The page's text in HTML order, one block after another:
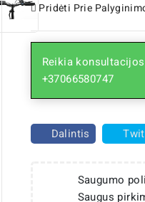
Pridėti Prie
Reikia
+37066580747
Dalintis
Saugumo
Saugus